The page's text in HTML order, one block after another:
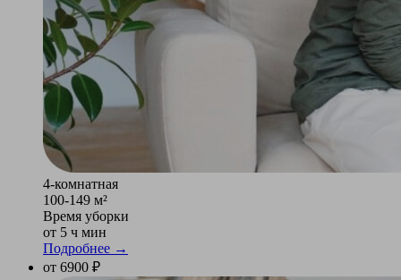
4-комнатная
100-149 м²
Время уборки
от 5 ч мин
Подробнее →
от 6900 ₽